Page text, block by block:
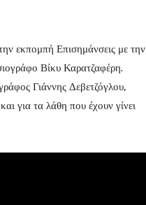
εκπομπή Επισημάνσεις με την
Βίκυ Καρατζαφέρη.
Γιάννης Δεβετζόγλου,
για τα λάθη που έχουν γίνει